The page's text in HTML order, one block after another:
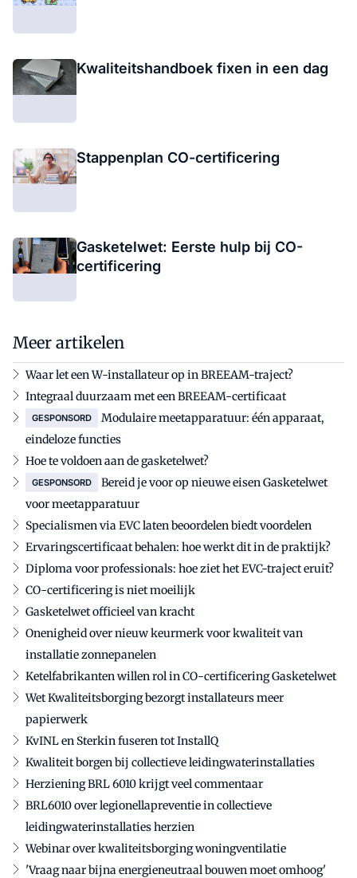
Kwaliteitshandboek fixen in een dag
Stappenplan CO-certificering
Gasketelwet: Eerste hulp bij CO-
certificering
Meer artikelen
Waar let een W-installateur op in BREEAM-traject?
Integraal duurzaam met een BREEAM-certificaat
GESPONSORD
Modulaire meetapparatuur: één apparaat,
eindeloze functies
Hoe te voldoen aan de gasketelwet?
GESPONSORD
Bereid je voor op nieuwe eisen Gasketelwet
voor meetapparatuur
Specialismen via EVC laten beoordelen biedt voordelen
Ervaringscertificaat behalen: hoe werkt dit in de praktijk?
Diploma voor professionals: hoe ziet het EVC-traject eruit?
CO-certificering is niet moeilijk
Gasketelwet officieel van kracht
Onenigheid over nieuw keurmerk voor kwaliteit van
installatie zonnepanelen
Ketelfabrikanten willen rol in CO-certificering Gasketelwet
Wet Kwaliteitsborging bezorgt installateurs meer
papierwerk
KvINL en Sterkin fuseren tot InstallQ
Kwaliteit borgen bij collectieve leidingwaterinstallaties
Herziening BRL 6010 krijgt veel commentaar
BRL6010 over legionellapreventie in collectieve
leidingwaterinstallaties herzien
Webinar over kwaliteitsborging woningventilatie
'Vraag naar bijna energieneutraal bouwen moet omhoog'